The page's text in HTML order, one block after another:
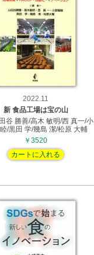
2022.11
新 食品工場は宝の山
谷 勝善/高木 敏明/西 真一/小
/黒田 学/幾島 潔/松原 大輔
￥3520
カートに入れる